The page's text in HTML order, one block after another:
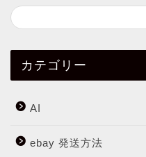
カテゴリー
AI
ebay 発送方法